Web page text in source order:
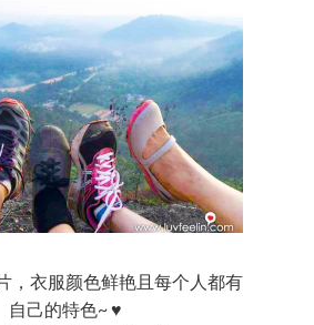
，衣服颜色鲜艳且每个人都有
自己的特色~ ♥